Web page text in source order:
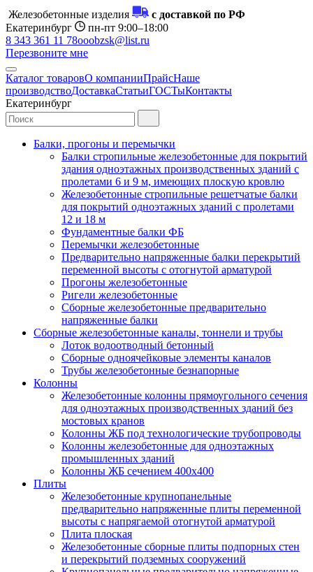
Железобетонные изделия
с доставкой по РФ
Екатеринбург
пн-пт 9:00–18:00
8 343 361 11 78ooobzsk@list.ru
Перезвоните мне
Каталог товаровО компанииПрайсНаше
производствоДоставкаСтатьиГОСТыКонтакты
Екатеринбург
Балки, прогоны и перемычки
Балки стропильные железобетонные для покрытий
здания одноэтажных производственных зданий с
пролетами 6 и 9 м, имеющих плоскую кровлю
Железобетонные стропильные решетчатые балки
для покрытий одноэтажных зданий с пролетами
12 и 18 м
Фундаментные балки ФБ
Перемычки железобетонные
Предварительно напряженные балки перекрытий
переменной высоты с отогнутой арматурой
Прогоны железобетонные
Ригели железобетонные
Сборные железобетонные предварительно
напряженные балки
Сборные железобетонные каналы, тоннели и трубы
Лоток водоотводный бетонный
Сборные одноячейковые элементы каналов
Трубы железобетонные безнапорные
Колонны
Железобетонные колонны прямоугольного сечения
для одноэтажных производственных зданий без
мостовых кранов
Колонны ЖБ под технологические трубопроводы
Колонны железобетонные для одноэтажных
промышленных зданий
Колонны ЖБ сечением 400х400
Плиты
Железобетонные крупнопанельные
предварительно напряженные плиты переменной
высоты с напрягаемой отогнутой арматурой
Плита плоская
Железобетонные сборные плиты подпорных стен
и перекрытий подземных сооружений